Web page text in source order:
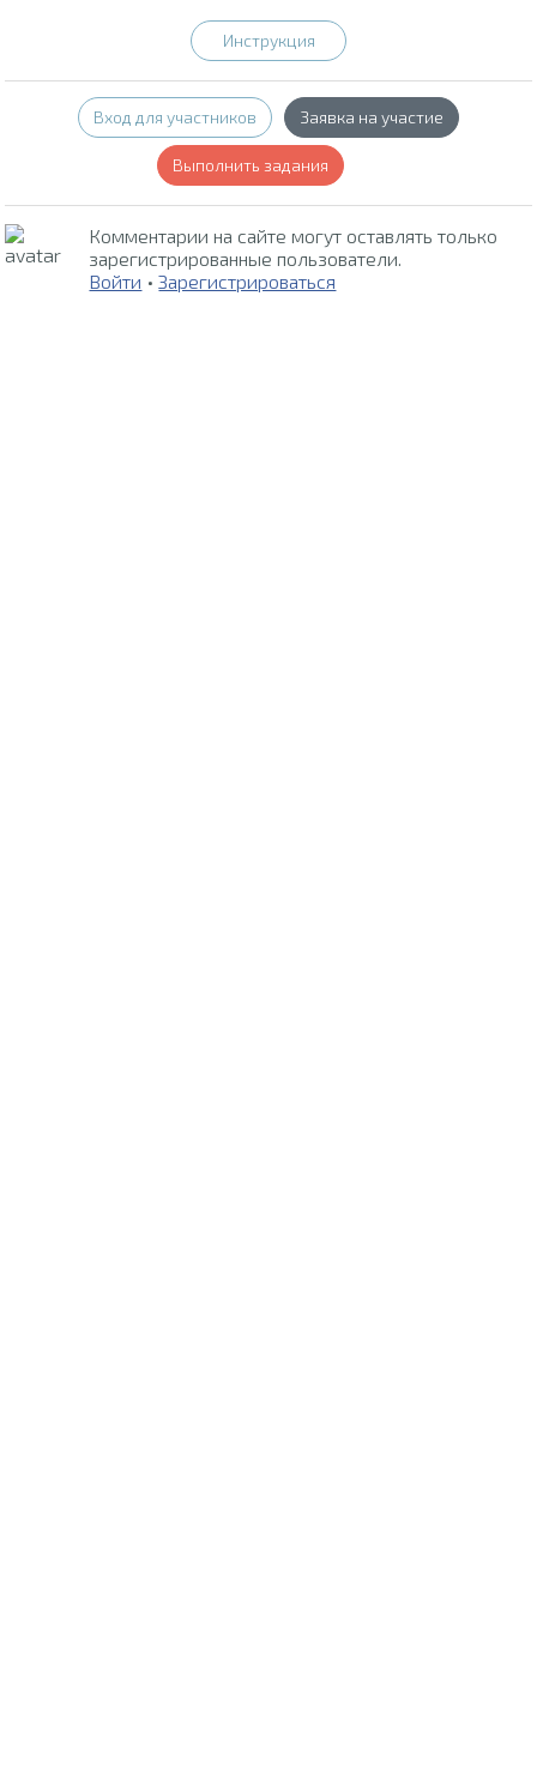
Инструкция
Вход для участников Заявка на участие
Выполнить задания
Комментарии на сайте могут оставлять только
зарегистрированные пользователи.
Войти •Зарегистрироваться